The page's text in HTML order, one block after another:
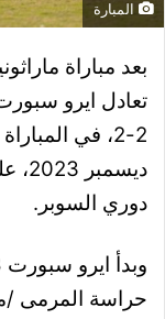
المبارة
بعد مباراة
دوري السوبر.
وبدأ ايرو سبورت 2008 المباراة بتشكيل مكون من:
حراسة المرمى